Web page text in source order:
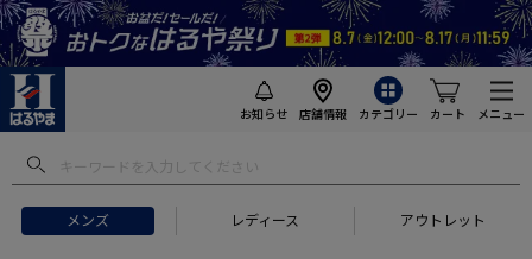
お知らせ 店舗情報 カテゴリー カート メニュー
メンズ レディース アウトレット